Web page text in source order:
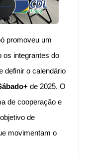
promoveu um
os integrantes do
definir o calendário
de 2025. O
de cooperação e
de
movimentam o